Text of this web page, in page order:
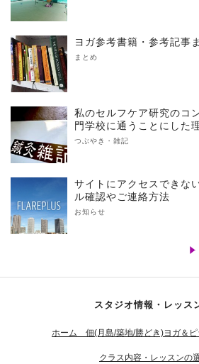
ヨガ参考書籍・参考記事
まとめ
私のセルフケア研究のコ
門学校に通うことにした
つぶやき・雑記
サイトにアクセスできな
ル確認やご連絡方法
お知らせ
スタジオ情報・レッス
ホーム 佃(月島/築地/勝どき)ヨガ＆ピ
クラス内容・レッスンの